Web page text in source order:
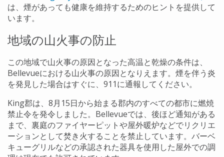
は、煙があっても健康を維持するためのヒントを提供して
います。
地域の山火事の防止
この地域で山火事の原因となった高温と乾燥の条件は、
Bellevueにおける山火事の原因となりえます。煙を伴う炎
を発見した場合はすぐに、911に通報してください。
King郡は、8月15日から始まる郡内のすべての都市に燃焼
禁止令を発令しました。Bellevueでは、後ほど通知がある
まで、裏庭のファイヤーピットや屋外暖炉などでリクリエ
ーションとして焚き火することを禁止しています。バーベ
キューグリルなどの承認された器具を使用した屋外での調